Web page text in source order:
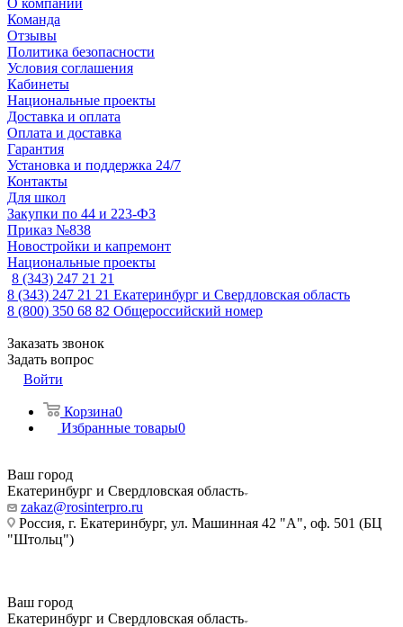
О компании
Команда
Отзывы
Политика безопасности
Условия соглашения
Кабинеты
Национальные проекты
Доставка и оплата
Оплата и доставка
Гарантия
Установка и поддержка 24/7
Контакты
Для школ
Закупки по 44 и 223-ФЗ
Приказ №838
Новостройки и капремонт
Национальные проекты
8 (343) 247 21 21
8 (343) 247 21 21 Екатеринбург и Свердловская область
8 (800) 350 68 82 Общероссийский номер
Заказать звонок
Задать вопрос
Войти
Корзина0
Избранные товары0
Ваш город
Екатеринбург и Свердловская область
zakaz@rosinterpro.ru
Россия, г. Екатеринбург, ул. Машинная 42 "А", оф. 501 (БЦ
"Штольц")
Ваш город
Екатеринбург и Свердловская область